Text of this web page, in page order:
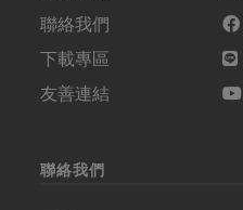
聯絡我們
下載專區
友善連結
聯絡我們